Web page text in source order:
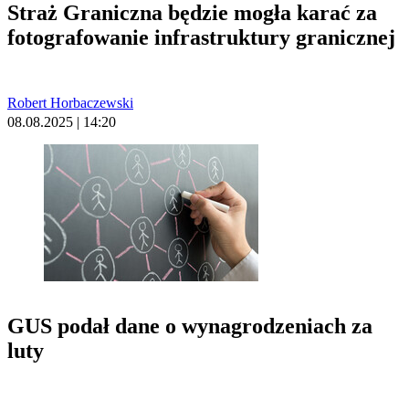
Straż Graniczna będzie mogła karać za
fotografowanie infrastruktury granicznej
Robert Horbaczewski
08.08.2025 | 14:20
GUS podał dane o wynagrodzeniach za
luty